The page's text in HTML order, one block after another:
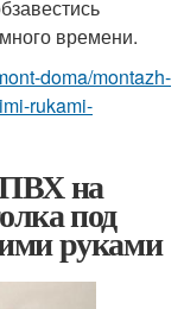
времени.
doma/montazh-
rukami-
на
под
руками